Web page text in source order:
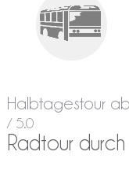
Halbtagestour
/ 5.0
Radtour